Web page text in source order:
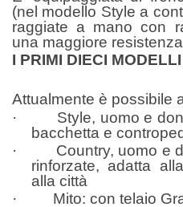
(nel modello Style a
raggiate a mano con
una maggiore
I PRIMI DIECI MODELLI
Attualmente è possibile
· Style, uomo e
bacchetta e
· Country, uomo e
rinforzate, adatta
alla città
· Mito: con telaio